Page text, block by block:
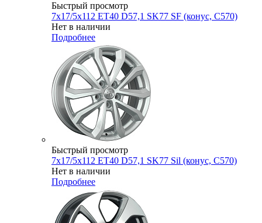
Быстрый просмотр
7x17/5x112 ET40 D57,1 SK77 SF (конус, C570)
Нет в наличии
Подробнее
Быстрый просмотр
7x17/5x112 ET40 D57,1 SK77 Sil (конус, C570)
Нет в наличии
Подробнее